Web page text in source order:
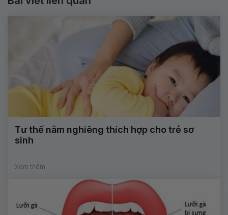
Tư thế nằm nghiêng thích hợp cho trẻ sơ
sinh
Xem thêm